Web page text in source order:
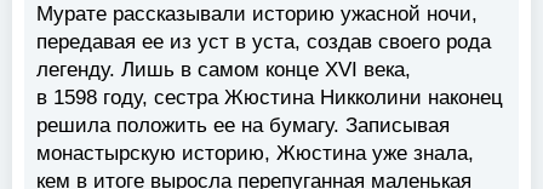
Мурате рассказывали историю ужасной ночи,
передавая ее из уст в уста, создав своего рода
легенду. Лишь в самом конце XVI века,
в 1598 году, сестра Жюстина Никколини наконец
решила положить ее на бумагу. Записывая
монастырскую историю, Жюстина уже знала,
кем в итоге выросла перепуганная маленькая